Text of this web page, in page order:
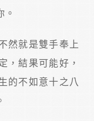
。
然就是雙手奉上
，結果可能好，
的不如意十之八